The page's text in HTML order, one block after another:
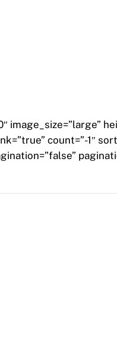
count=”-1″